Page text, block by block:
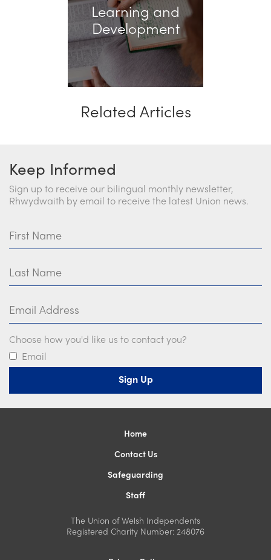
Learning and
Development
Related Articles
Keep Informed
Sign up to receive our bilingual monthly newsletter,
Rhwydwaith by email to receive the latest Union news.
Choose how you'd like us to contact you?
Email
Home
Contact Us
Safeguarding
Staff
The Union of Welsh Independents
Registered Charity Number: 248076